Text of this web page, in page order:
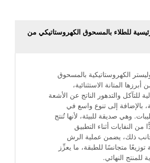
للطلاء بالمسحوق الكهروستاتيكي من
الكهروستاتيكية بالمسحوق
المتانة الاستثنائية،
للتآكل والتدهور الناتج عن الأشعة
بالإضافة إلى تنوع واسع في
وهي صديقة للبيئة، لأنها تُنتج
من النفايات أثناء التطبيق
ذلك، يضمن عملية الرش
توزيعًا متجانسًا للطبقة، ما يعزِّز
للمنتج النهائي.